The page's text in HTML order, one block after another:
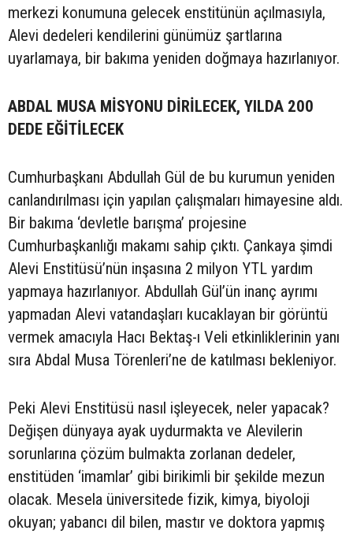
merkezi konumuna gelecek enstitünün açılmasıyla,
Alevi dedeleri kendilerini günümüz şartlarına
uyarlamaya, bir bakıma yeniden doğmaya hazırlanıyor.
ABDAL MUSA MİSYONU DİRİLECEK, YILDA 200
DEDE EĞİTİLECEK
Cumhurbaşkanı Abdullah Gül de bu kurumun yeniden
canlandırılması için yapılan çalışmaları himayesine aldı.
Bir bakıma ‘devletle barışma’ projesine
Cumhurbaşkanlığı makamı sahip çıktı. Çankaya şimdi
Alevi Enstitüsü’nün inşasına 2 milyon YTL yardım
yapmaya hazırlanıyor. Abdullah Gül’ün inanç ayrımı
yapmadan Alevi vatandaşları kucaklayan bir görüntü
vermek amacıyla Hacı Bektaş-ı Veli etkinliklerinin yanı
sıra Abdal Musa Törenleri’ne de katılması bekleniyor.
Peki Alevi Enstitüsü nasıl işleyecek, neler yapacak?
Değişen dünyaya ayak uydurmakta ve Alevilerin
sorunlarına çözüm bulmakta zorlanan dedeler,
enstitüden ‘imamlar’ gibi birikimli bir şekilde mezun
olacak. Mesela üniversitede fizik, kimya, biyoloji
okuyan; yabancı dil bilen, mastır ve doktora yapmış